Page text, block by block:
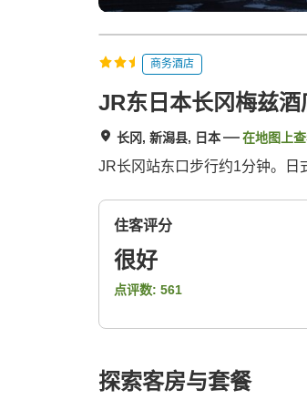
商务酒店
JR东日本长冈梅兹酒
长冈, 新潟县, 日本 在地图上
JR长冈站东口步行约1分钟。日
住客评分
很好
点评数: 561
探索客房与套餐